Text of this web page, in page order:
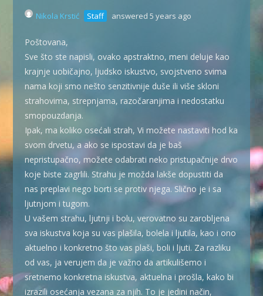
Nikola Krstić Staff answered 5 years ago
Poštovana,
Sve što ste napisli, ovako apstraktno, meni deluje kao
krajnje uobičajno, ljudsko iskustvo, svojstveno svima
nama koji smo nešto senzitivnije duše ili više skloni
strahovima, strepnjama, razočaranjima i nedostatku
smopouzdanja.
Ipak, ma koliko osećali strah, Vi možete nastaviti hod ka
svom drvetu, a ako se ispostavi da je baš
nepristupačno, možete odabrati neko pristupačnije drvo
koje biste zagrlili. Strahu je možda lakše dopustiti da
nas preplavi nego borti se protiv njega. Slično je i sa
ljutnjom i tugom.
U vašem strahu, ljutnji i bolu, verovatno su zarobljena
sva iskustva koja su vas plašila, bolela i ljutila, kao i ono
aktuelno i konkretno što vas plaši, boli i ljuti. Za razliku
od vas, ja verujem da je važno da artikulišemo i
sretnemo konkretna iskustva, aktuelna i prošla, kako bi
izrazili osećanja vezana za njih. To je jedini način,